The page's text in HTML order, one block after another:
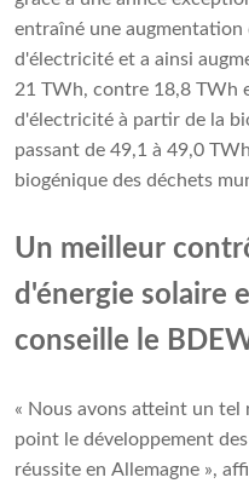
entraîné une
d'électricité et a ainsi
21 TWh, contre 18,8 TWh
d'électricité à partir de la
passant de 49,1 à 49,0
biogénique des déchets
Un meilleur
d'énergie solaire
conseille le
« Nous avons atteint un tel
point le développement
réussite en Allemagne »,